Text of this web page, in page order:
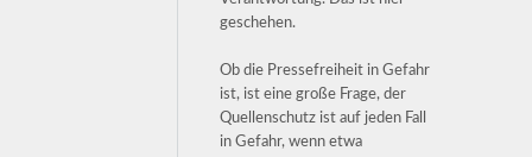
geschehen.
Ob die Pressefreiheit in Gefahr
ist, ist eine große Frage, der
Quellenschutz ist auf jeden Fall
in Gefahr, wenn etwa